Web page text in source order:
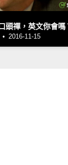
頭禪，英文你會嗎
2016-11-15